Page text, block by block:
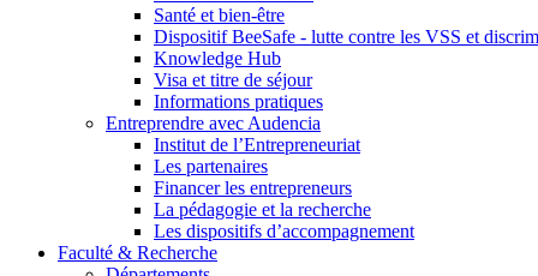
Santé et bien-être
Dispositif BeeSafe - lutte contre les VSS et
Knowledge Hub
Visa et titre de séjour
Informations pratiques
Entreprendre avec Audencia
Institut de l’Entrepreneuriat
Les partenaires
Financer les entrepreneurs
La pédagogie et la recherche
Les dispositifs d’accompagnement
Faculté & Recherche